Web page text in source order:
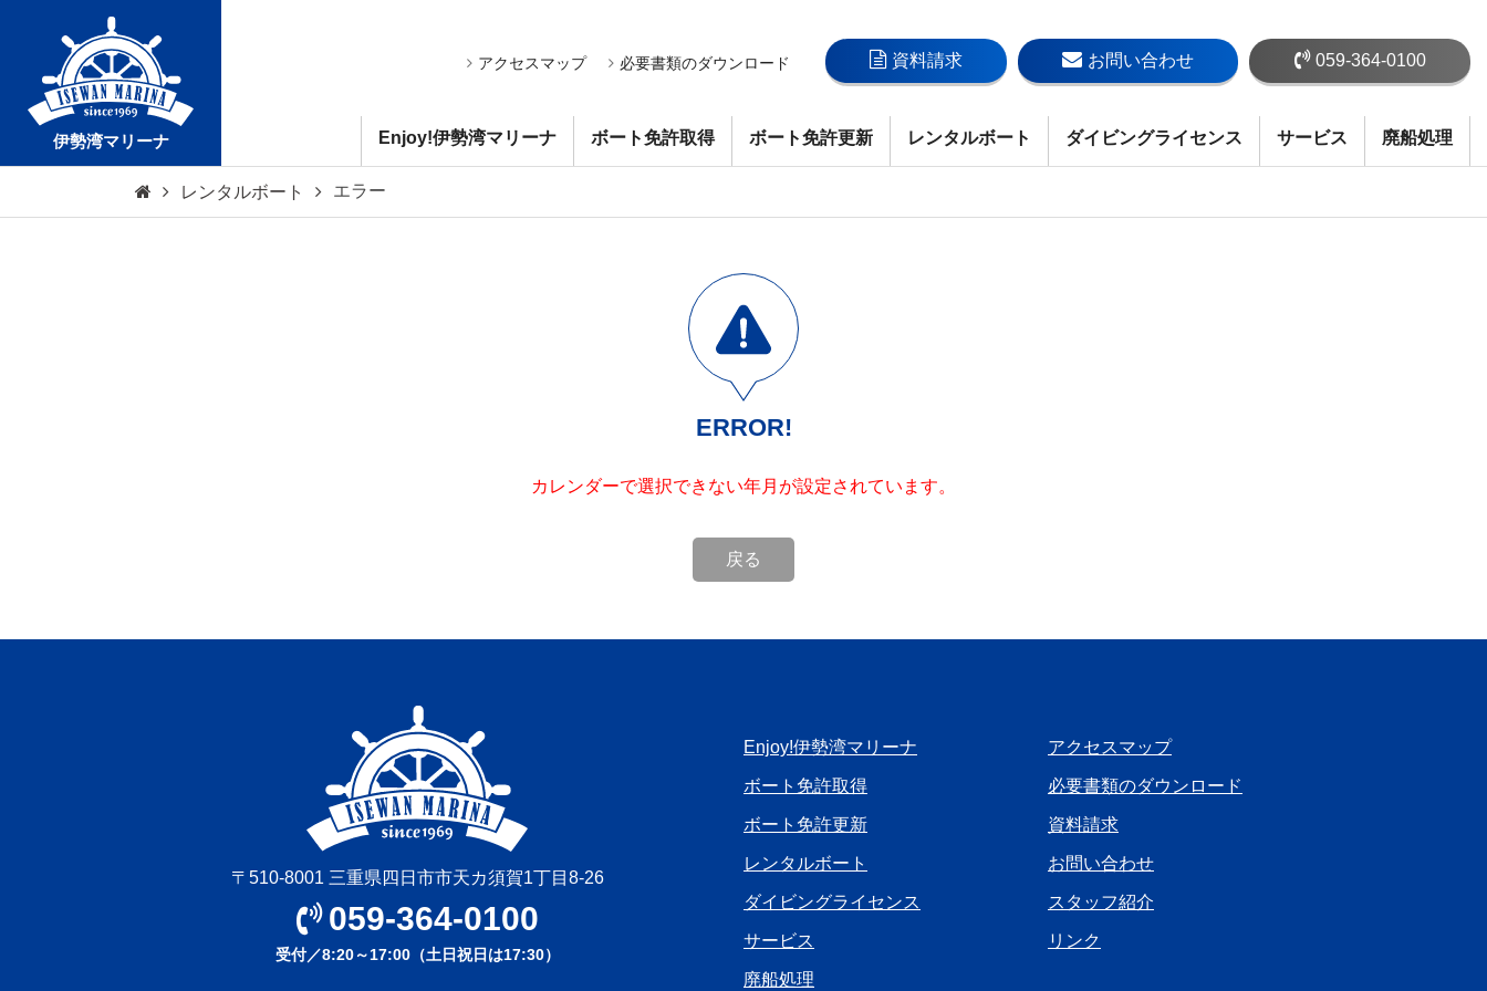
伊勢湾マリーナ
アクセスマップ 必要書類のダウンロード 資料請求 お問い合わせ 059-364-0100
Enjoy!伊勢湾マリーナ ボート免許取得 ボート免許更新 レンタルボート ダイビングライセンス サービス 廃船処理
レンタルボート エラー
ERROR!
カレンダーで選択できない年月が設定されています。
〒510-8001 三重県四日市市天カ須賀1丁目8-26
059-364-0100
受付／8:20～17:00（土日祝日は17:30）
Enjoy!伊勢湾マリーナ
ボート免許取得
ボート免許更新
レンタルボート
ダイビングライセンス
サービス
廃船処理
アクセスマップ
必要書類のダウンロード
資料請求
お問い合わせ
スタッフ紹介
リンク